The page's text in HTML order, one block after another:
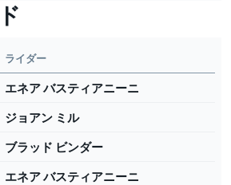
ライダー
エネア バスティアニーニ
ジョアン ミル
ブラッド ビンダー
エネア バスティアニーニ